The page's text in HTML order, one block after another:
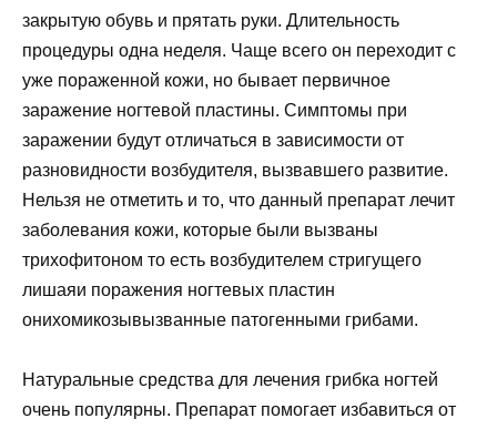
закрытую обувь и прятать руки. Длительность
процедуры одна неделя. Чаще всего он переходит с
уже пораженной кожи, но бывает первичное
заражение ногтевой пластины. Симптомы при
заражении будут отличаться в зависимости от
разновидности возбудителя, вызвавшего развитие.
Нельзя не отметить и то, что данный препарат лечит
заболевания кожи, которые были вызваны
трихофитоном то есть возбудителем стригущего
лишаяи поражения ногтевых пластин
онихомикозывызванные патогенными грибами.
Натуральные средства для лечения грибка ногтей
очень популярны. Препарат помогает избавиться от